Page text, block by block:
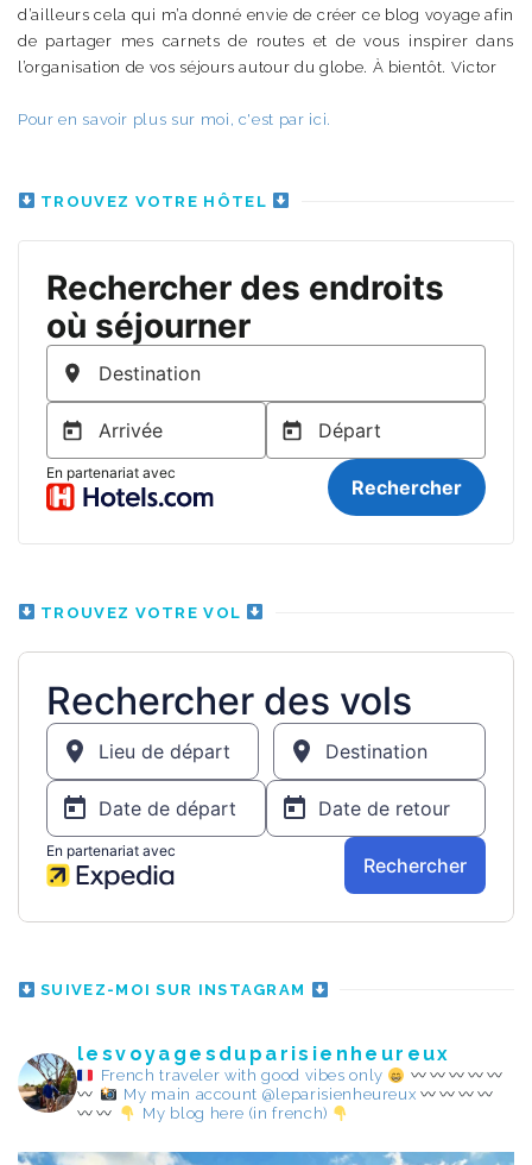
d’ailleurs cela qui m’a donné envie de créer ce blog voyage afin
de partager mes carnets de routes et de vous inspirer dans
l’organisation de vos séjours autour du globe. À bientôt. Victor
Pour en savoir plus sur moi, c'est par ici.
TROUVEZ VOTRE HÔTEL
TROUVEZ VOTRE VOL
SUIVEZ-MOI SUR INSTAGRAM
lesvoyagesduparisienheureux
French traveler with good vibes only
My main account @leparisienheureux
My blog here (in french)